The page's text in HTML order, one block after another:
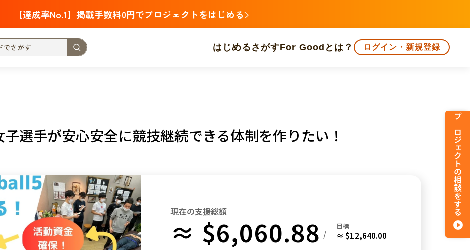
【達成率No.1】掲載手数料0円でプロジェクトをはじめる
はじめる さがすFor Goodとは？ ログイン・新規登録
献
茨城 栃木 群馬 埼玉 千葉
新潟 富山 石川 福井 山梨
三重 滋賀 京都 大阪 兵庫
鳥取 島根 岡山 広島 山口
選手が安心安全に競技継続できる体制を作りたい！
現在の支援総額
≈ $6,060.88 /
目標
≈ $12,640.00
プロジェクトの相談をする